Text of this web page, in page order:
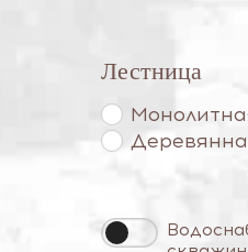
Лестница